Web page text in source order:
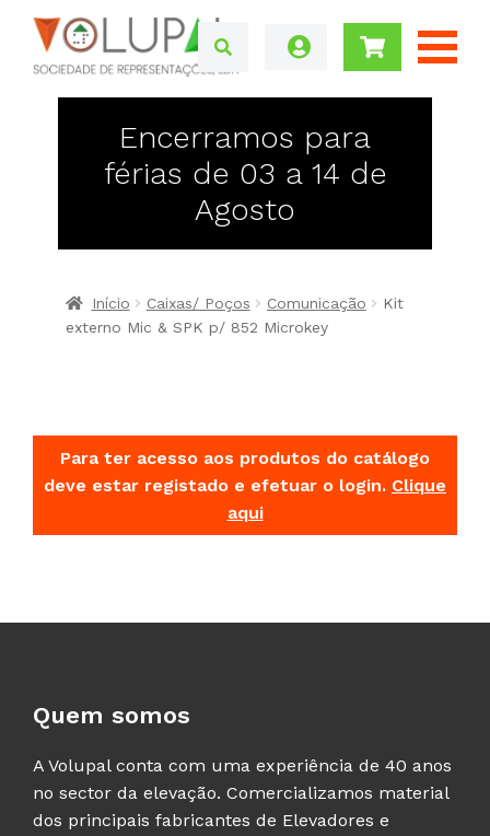
Encerramos para
férias de 03 a 14 de
Agosto
Início Caixas/ Poços Comunicação
Kit
externo Mic & SPK p/ 852 Microkey
Para ter acesso aos produtos do catálogo
deve estar registado e efetuar o login. Clique
aqui
Quem somos
A Volupal conta com uma experiência de 40 anos
no sector da elevação. Comercializamos material
dos principais fabricantes de Elevadores e